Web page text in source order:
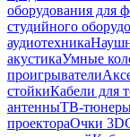
оборудования для
студийного
аудиотехника
акустикаУмные
проигрыватели
стойкиКабели для
антенныТВ-
проектораОчки 3D